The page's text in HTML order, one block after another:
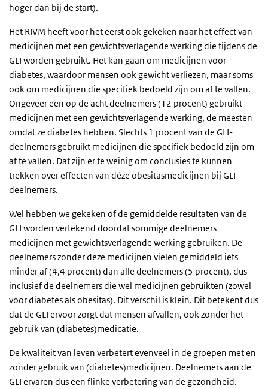
hoger dan bij de start).
Het RIVM heeft voor het eerst ook gekeken naar het effect van
medicijnen met een gewichtsverlagende werking die tijdens de
GLI worden gebruikt. Het kan gaan om medicijnen voor
diabetes, waardoor mensen ook gewicht verliezen, maar soms
ook om medicijnen die specifiek bedoeld zijn om af te vallen.
Ongeveer een op de acht deelnemers (12 procent) gebruikt
medicijnen met een gewichtsverlagende werking, de meesten
omdat ze diabetes hebben. Slechts 1 procent van de GLI-
deelnemers gebruikt medicijnen die specifiek bedoeld zijn om
af te vallen. Dat zijn er te weinig om conclusies te kunnen
trekken over effecten van déze obesitasmedicijnen bij GLI-
deelnemers.
Wel hebben we gekeken of de gemiddelde resultaten van de
GLI worden vertekend doordat sommige deelnemers
medicijnen met gewichtsverlagende werking gebruiken. De
deelnemers zonder deze medicijnen vielen gemiddeld iets
minder af (4,4 procent) dan alle deelnemers (5 procent), dus
inclusief de deelnemers die wel medicijnen gebruikten (zowel
voor diabetes als obesitas). Dit verschil is klein. Dit betekent dus
dat de GLI ervoor zorgt dat mensen afvallen, ook zonder het
gebruik van (diabetes)medicatie.
De kwaliteit van leven verbetert evenveel in de groepen met en
zonder gebruik van (diabetes)medicijnen. Deelnemers aan de
GLI ervaren dus een flinke verbetering van de gezondheid.